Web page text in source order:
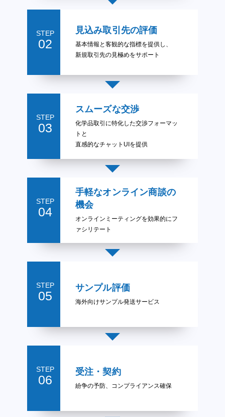
STEP
02
見込み取引先の評価
基本情報と客観的な指標を提供し、
新規取引先の見極めをサポート
STEP
03
スムーズな交渉
化学品取引に特化した交渉フォーマッ
トと
直感的なチャットUIを提供
STEP
04
手軽なオンライン商談の
機会
オンラインミーティングを効果的にフ
ァシリテート
STEP
05
サンプル評価
海外向けサンプル発送サービス
STEP
06
受注・契約
紛争の予防、コンプライアンス確保